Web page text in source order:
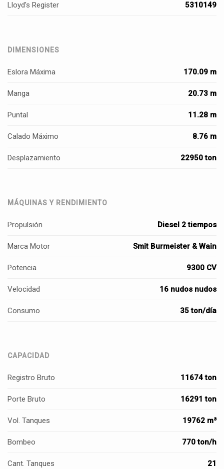
Lloyd's Register 5310149
DIMENSIONES
Eslora Máxima 170.09 m
Manga 20.73 m
Puntal 11.28 m
Calado Máximo 8.76 m
Desplazamiento 22950 ton
MÁQUINAS Y RENDIMIENTO
Propulsión Diesel 2 tiempos
Marca Motor Smit Burmeister & Wain
Potencia 9300 CV
Velocidad 16 nudos nudos
Consumo 35 ton/día
CAPACIDAD
Registro Bruto 11674 ton
Porte Bruto 16291 ton
Vol. Tanques 19762 m³
Bombeo 770 ton/h
Cant. Tanques 21